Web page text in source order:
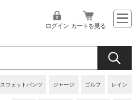
スウェットパンツ ジャージ ゴルフ レイン
ログイン カートを見る